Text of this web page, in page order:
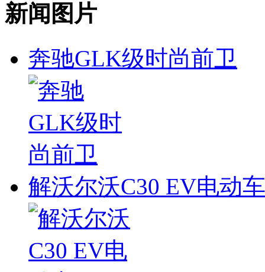
新闻图片
奔驰GLK级时尚前卫
解沃尔沃C30 EV电动车